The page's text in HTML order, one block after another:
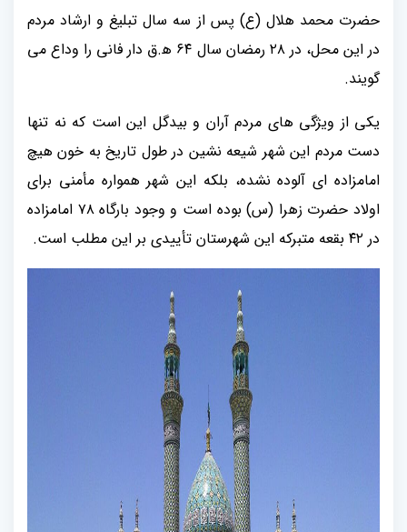
حضرت محمد هلال (ع) پس از سه سال تبلیغ و ارشاد مردم
در این محل، در ۲۸ رمضان سال ۶۴ ه‍.ق دار فانی را وداع می
گویند.
یکی از ویژگی های مردم آران و بیدگل این است که نه تنها
دست مردم این شهر شیعه نشین در طول تاریخ به خون هیچ
امامزاده ای آلوده نشده، بلکه این شهر همواره مأمنی برای
اولاد حضرت زهرا (س) بوده است و وجود بارگاه ۷۸ امامزاده
در ۴۲ بقعه متبرکه این شهرستان تأییدی بر این مطلب است.